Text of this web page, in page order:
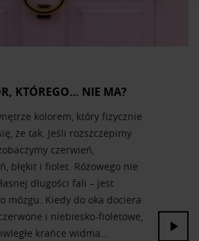
witrynie. Informacje o tym, jak
udostępniamy partnerom
reklamowym i analitycznym.
lub uzyskanymi podczas
KTÓREGO… NIE MA?
kolorem, który fizycznie
że tak. Jeśli rozszczepimy
czerwień,
błękit i fiolet. Różowego nie
długości fali – jest
mózgu. Kiedy do oka dociera
i niebiesko-fioletowe,
krańce widma…